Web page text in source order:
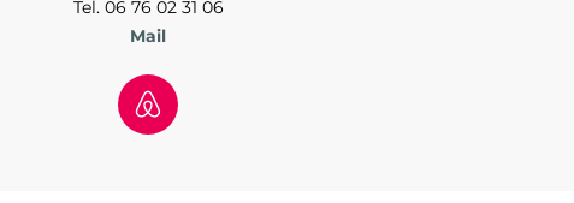
Tel. 06 76 02 31 06
Mail